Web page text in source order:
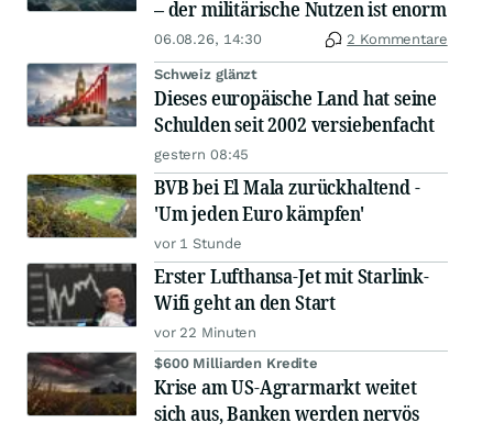
– der militärische Nutzen ist enorm
06.08.26, 14:30 2 Kommentare
Schweiz glänzt
Dieses europäische Land hat seine
Schulden seit 2002 versiebenfacht
gestern 08:45
BVB bei El Mala zurückhaltend -
'Um jeden Euro kämpfen'
vor 1 Stunde
Erster Lufthansa-Jet mit Starlink-
Wifi geht an den Start
vor 22 Minuten
$600 Milliarden Kredite
Krise am US-Agrarmarkt weitet
sich aus, Banken werden nervös